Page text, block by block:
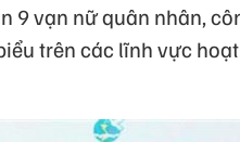
9 vạn nữ quân nhân,
trên các lĩnh vực